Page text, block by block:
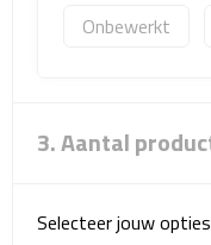
Strandtassen
Onbewerkt
3. Aantal
Selecteer jouw